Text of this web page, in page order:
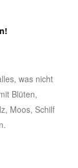
was nicht
Blüten,
Moos, Schilf